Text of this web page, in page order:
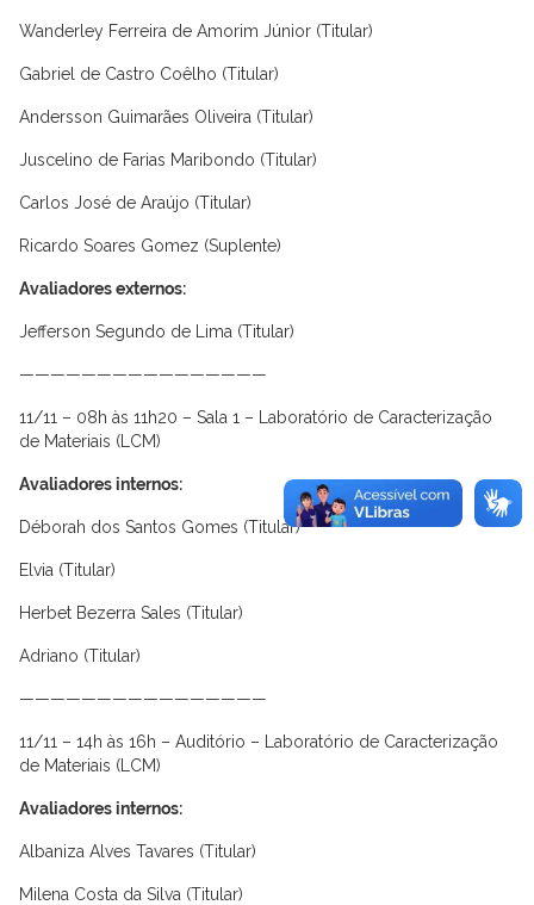
Wanderley Ferreira de Amorim Júnior (Titular)
Gabriel de Castro Coêlho (Titular)
Andersson Guimarães Oliveira (Titular)
Juscelino de Farias Maribondo (Titular)
Carlos José de Araújo (Titular)
Ricardo Soares Gomez (Suplente)
Avaliadores externos:
Jefferson Segundo de Lima (Titular)
————————————————
11/11 – 08h às 11h20 – Sala 1 – Laboratório de Caracterização
de Materiais (LCM)
Avaliadores internos:
Déborah dos Santos Gomes (Titular)
Elvia (Titular)
Herbet Bezerra Sales (Titular)
Adriano (Titular)
————————————————
11/11 – 14h às 16h – Auditório – Laboratório de Caracterização
de Materiais (LCM)
Avaliadores internos:
Albaniza Alves Tavares (Titular)
Milena Costa da Silva (Titular)